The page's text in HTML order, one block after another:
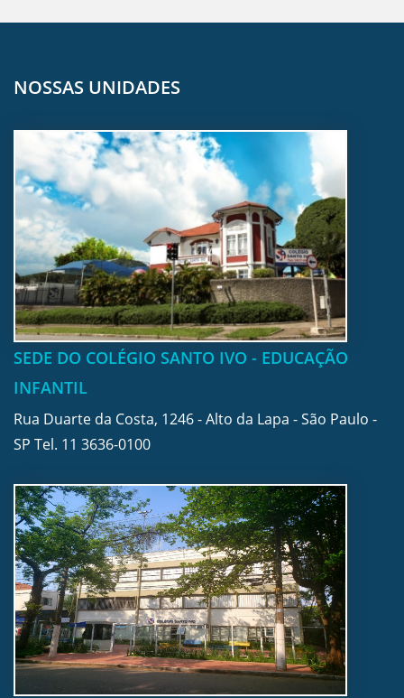
NOSSAS UNIDADES
SEDE DO COLÉGIO SANTO IVO - EDUCAÇÃO
INFANTIL
Rua Duarte da Costa, 1246 - Alto da Lapa - São Paulo -
SP Tel. 11 3636-0100